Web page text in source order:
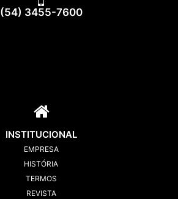
(54) 3455-7600
INSTITUCIONAL
EMPRESA
HISTÓRIA
TERMOS
REVISTA